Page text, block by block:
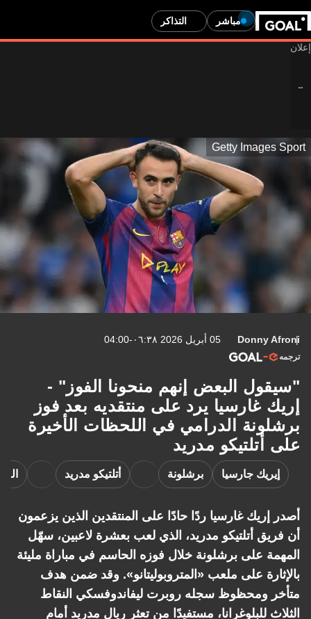
مباشر التذاكر
Getty Images Sport
Donny Afroni 05 أبريل 2026 ٠٦:٣٨-04:00
ترجمه
"سيقول البعض إنهم منحونا الفوز" -
إريك غارسيا يرد على منتقديه بعد فوز
برشلونة الدرامي في اللحظات الأخيرة
على أتلتيكو مدريد
إيريك جارسيا برشلونة أتلتيكو مدريد
أصدر إريك غارسيا ردًا حادًا على المنتقدين الذين يزعمون
أن فريق أتلتيكو مدريد، الذي لعب بعشرة لاعبين، سهّل
المهمة على برشلونة خلال فوزه الحاسم في مباراة مليئة
بالإثارة على ملعب «المتروبوليتانو». وقد ضمن هدف
متأخر ومحظوظ سجله روبرت ليفاندوفسكي النقاط
الثلاث للبلوغرانا، مستفيدًا من تعثر ريال مدريد أمام